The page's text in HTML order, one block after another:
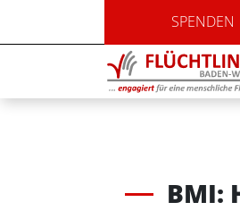
SPENDEN
BMI: